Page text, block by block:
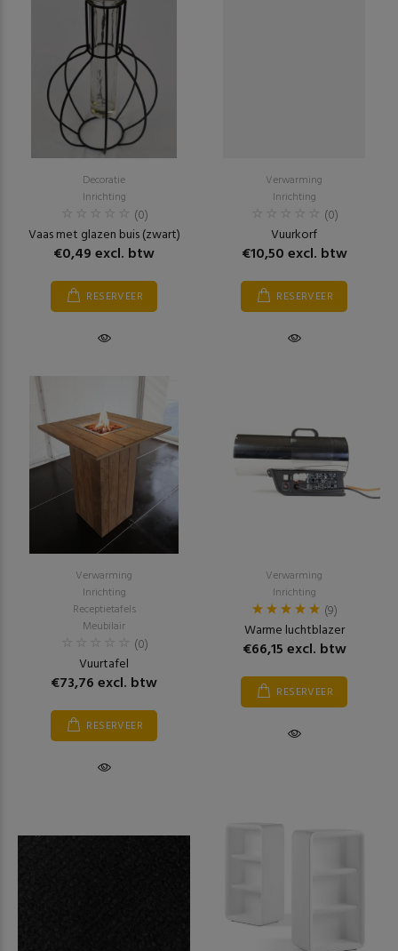
Decoratie
Inrichting
(0)
Vaas met glazen buis (zwart)
€0,49 excl. btw
RESERVEER
Verwarming
Inrichting
(0)
Vuurkorf
€10,50 excl. btw
RESERVEER
Verwarming
Inrichting
Receptietafels
Meubilair
(0)
Vuurtafel
€73,76 excl. btw
RESERVEER
Verwarming
Inrichting
(9)
Warme luchtblazer
€66,15 excl. btw
RESERVEER